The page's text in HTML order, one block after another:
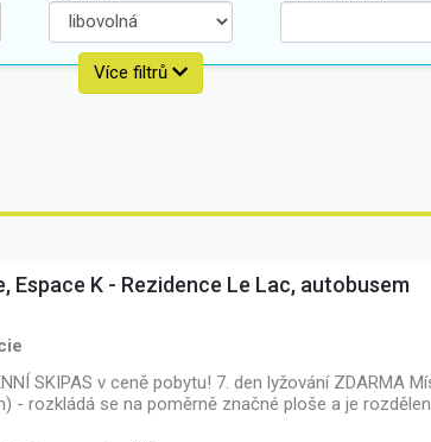
Cena zájezdu:
Více filtrů
Espace K - Rezidence Le Lac, autobusem
SKIPAS v ceně pobytu! 7. den lyžování ZDARMA
- rozkládá se na poměrně značné ploše a je